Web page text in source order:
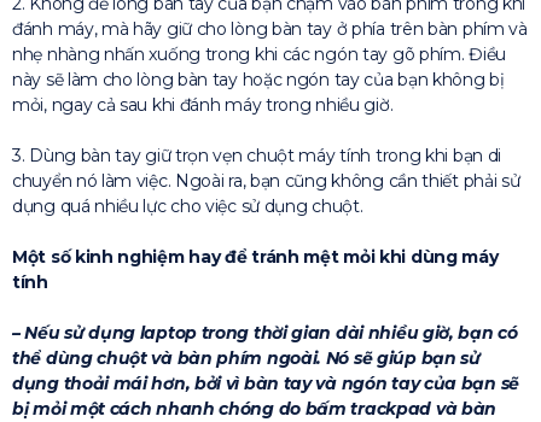
đánh máy, mà hãy giữ cho lòng bàn tay ở phía trên bàn phím và
nhẹ nhàng nhấn xuống trong khi các ngón tay gõ phím. Điều
này sẽ làm cho lòng bàn tay hoặc ngón tay của bạn không bị
mỏi, ngay cả sau khi đánh máy trong nhiều giờ.
3. Dùng bàn tay giữ trọn vẹn chuột máy tính trong khi bạn di
chuyển nó làm việc. Ngoài ra, bạn cũng không cần thiết phải sử
dụng quá nhiều lực cho việc sử dụng chuột.
Một số kinh nghiệm hay để tránh mệt mỏi khi dùng máy
tính
– Nếu sử dụng laptop trong thời gian dài nhiều giờ, bạn có
thể dùng chuột và bàn phím ngoài. Nó sẽ giúp bạn sử
dụng thoải mái hơn, bởi vì bàn tay và ngón tay của bạn sẽ
bị mỏi một cách nhanh chóng do bấm trackpad và bàn